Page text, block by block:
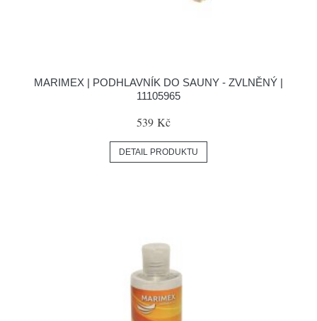
MARIMEX | PODHLAVNÍK DO SAUNY - ZVLNĚNÝ |
11105965
539 Kč
DETAIL PRODUKTU